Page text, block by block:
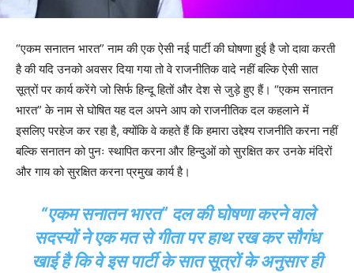
“एकम सनातन भारत” नाम की एक ऐसी नई पार्टी की घोषणा हुई है जो दावा करती
है की यदि उनको अवसर दिया गया तो वे राजनीतिक वादे नहीं बल्कि ऐसी सात
सूत्रों पर कार्य करेंगे जो सिर्फ हिन्दू हितों और देश से जुड़े हुए हैं। “एकम सनातन
भारत” के नाम से घोषित यह दल अपने आप को राजनीतिक दल कहलाने में
इसलिए परहेज कर रहा है, क्योंकि वे कहते हैं कि हमारा उद्देश्य राजनीति करना नहीं
बल्कि सनातन को पुनः स्थापित करना और हिन्दुओं को सुरक्षित कर उनके मंदिरों
और गाय को सुरक्षित करना प्रमुख कार्य है।
“एकम सनातन भारत” दल की घोषणा करने वाले
सदस्यों ने एक मत से गीता पर हाथ रख कर सौगंध
खाई है कि वे इस पार्टी के सात सूत्रों के अनुसार ही